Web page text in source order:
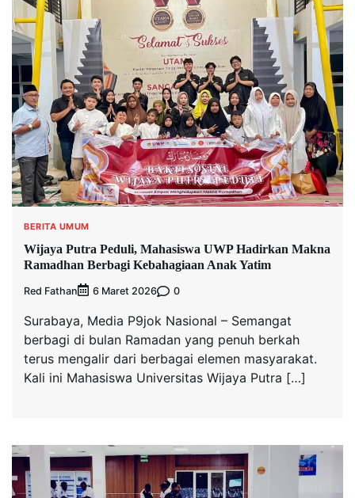
BERITA UMUM
Wijaya Putra Peduli, Mahasiswa UWP Hadirkan Makna
Ramadhan Berbagi Kebahagiaan Anak Yatim
Red Fathan 6 Maret 2026 0
Surabaya, Media P9jok Nasional – Semangat
berbagi di bulan Ramadan yang penuh berkah
terus mengalir dari berbagai elemen masyarakat.
Kali ini Mahasiswa Universitas Wijaya Putra […]